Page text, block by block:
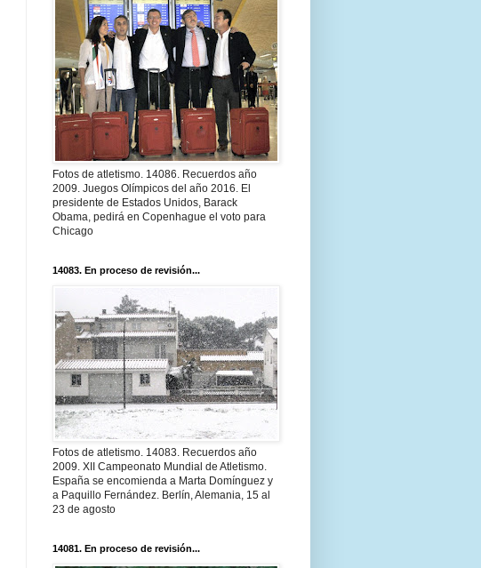
Fotos de atletismo. 14086. Recuerdos año
2009. Juegos Olímpicos del año 2016. El
presidente de Estados Unidos, Barack
Obama, pedirá en Copenhague el voto para
Chicago
14083. En proceso de revisión...
Fotos de atletismo. 14083. Recuerdos año
2009. XII Campeonato Mundial de Atletismo.
España se encomienda a Marta Domínguez y
a Paquillo Fernández. Berlín, Alemania, 15 al
23 de agosto
14081. En proceso de revisión...